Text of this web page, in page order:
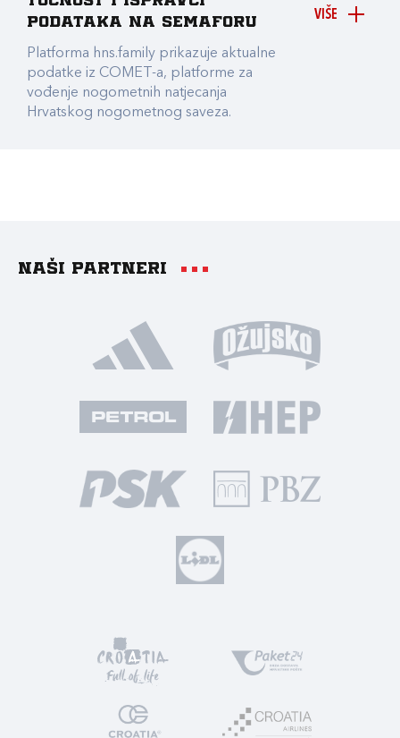
VIŠE
podataka na Semaforu
Platforma hns.family prikazuje aktualne
podatke iz COMET-a, platforme za
vođenje nogometnih natjecanja
Hrvatskog nogometnog saveza.
Naši partneri